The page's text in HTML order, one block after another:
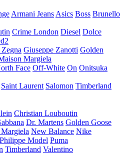
Armani Jeans Asics Boss Brunello
Crime London Diesel Dolce
Giuseppe Zanotti Golden
Margiela
Face Off-White On Onitsuka
Saint Laurent Salomon Timberland
Christian Louboutin
Dr. Martens Golden Goose
New Balance Nike
Philippe Model Puma
Timberland Valentino